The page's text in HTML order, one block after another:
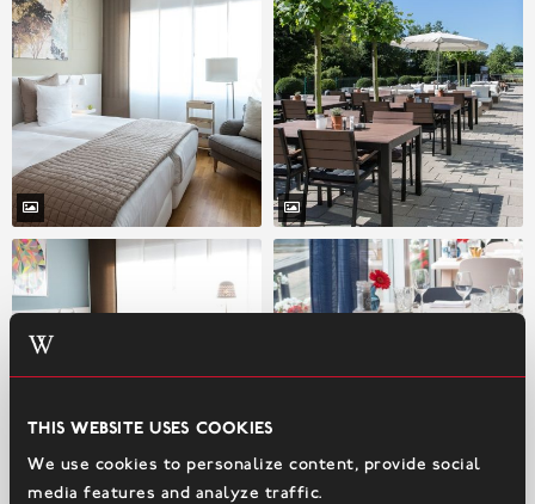
This website uses cookies
We use cookies to personalize content, provide social
media features and analyze traffic.